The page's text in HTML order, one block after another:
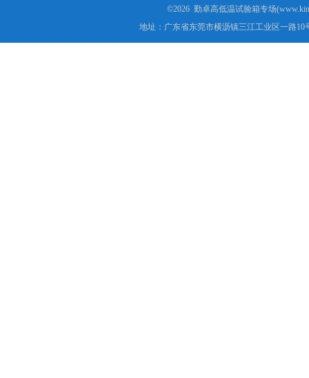
©2026 勤卓高低温试验箱专场
地址：广东省东莞市横沥镇三江工业区一路10